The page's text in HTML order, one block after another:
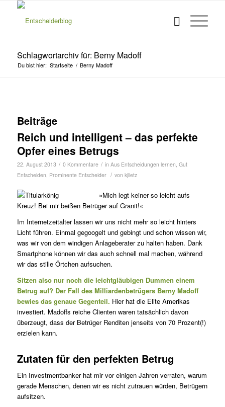
Schlagwortarchiv für: Berny Madoff
Du bist hier: Startseite / Berny Madoff
Beiträge
Reich und intelligent – das perfekte
Opfer eines Betrugs
22. August 2013 / 0 Kommentare / in Aus Entscheidungen lernen, Gut
Entscheiden, Prominente Entscheider / von kjlietz
»Mich legt keiner so leicht aufs
Kreuz! Bei mir beißen Betrüger auf Granit!«
Im Internetzeitalter lassen wir uns nicht mehr so leicht hinters
Licht führen. Einmal gegoogelt und gebingt und schon wissen wir,
was wir von dem windigen Anlageberater zu halten haben. Dank
Smartphone können wir das auch schnell mal machen, während
wir das stille Örtchen aufsuchen.
Sitzen also nur noch die leichtgläubigen Dummen einem
Betrug auf? Der Fall des Milliardenbetrügers Berny Madoff
bewies das genaue Gegenteil. Hier hat die Elite Amerikas
investiert. Madoffs reiche Clienten waren tatsächlich davon
überzeugt, dass der Betrüger Renditen jenseits von 70 Prozent(!)
erzielen kann.
Zutaten für den perfekten Betrug
Ein Investmentbanker hat mir vor einigen Jahren verraten, warum
gerade Menschen, denen wir es nicht zutrauen würden, Betrügern
aufsitzen.